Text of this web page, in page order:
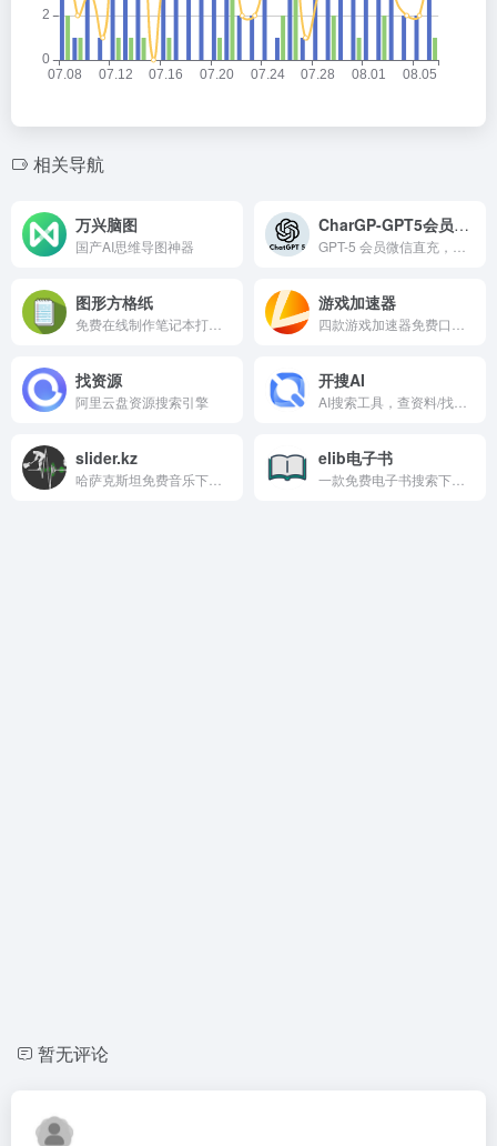
相关导航
万兴脑图
国产AI思维导图神器
CharGP-GPT5会员直充
图形方格纸 游戏加速器
找资源
阿里云盘资源搜索引擎
开搜AI
slider.kz elib电子书
暂无评论